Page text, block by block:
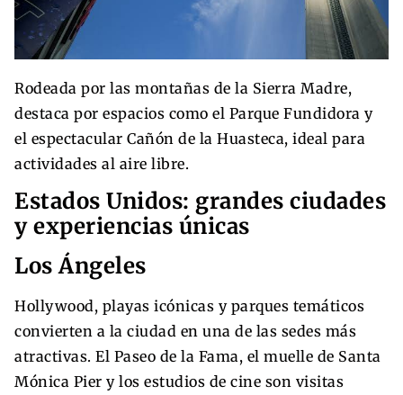
Rodeada por las montañas de la Sierra Madre,
destaca por espacios como el Parque Fundidora y
el espectacular Cañón de la Huasteca, ideal para
actividades al aire libre.
Estados Unidos: grandes ciudades
y experiencias únicas
Los Ángeles
Hollywood, playas icónicas y parques temáticos
convierten a la ciudad en una de las sedes más
atractivas. El Paseo de la Fama, el muelle de Santa
Mónica Pier y los estudios de cine son visitas